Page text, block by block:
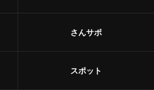
さんサポ
スポット